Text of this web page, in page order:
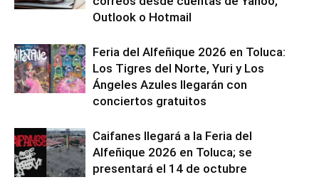
Outlook o Hotmail
Feria del Alfeñique 2026 en Toluca:
Los Tigres del Norte, Yuri y Los
Ángeles Azules llegarán con
conciertos gratuitos
Caifanes llegará a la Feria del
Alfeñique 2026 en Toluca; se
presentará el 14 de octubre